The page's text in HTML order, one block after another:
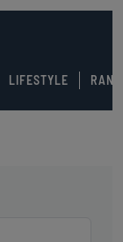
LIFESTYLE